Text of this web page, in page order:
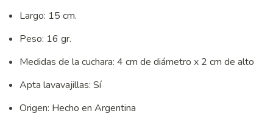
Largo: 15 cm.
Peso: 16 gr.
Medidas de la cuchara: 4 cm de diámetro x 2 cm de alto
Apta lavavajillas: Sí
Origen: Hecho en Argentina